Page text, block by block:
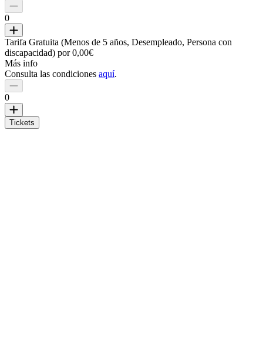
0
Tarifa Gratuita (Menos de 5 años, Desempleado, Persona con
discapacidad) por 0,00€
Más info
Consulta las condiciones aquí.
0
Tickets